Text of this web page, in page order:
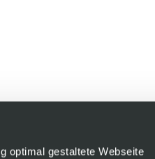
optimal gestaltete Webseite